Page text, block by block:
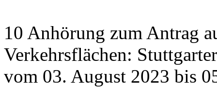
10 Anhörung zum Antrag
Verkehrsflächen:
vom 03. August 2023 bis